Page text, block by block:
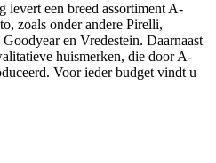
een breed assortiment A-
zoals onder andere Pirelli,
en Vredestein. Daarnaast
huismerken, die door A-
Voor ieder budget vindt u